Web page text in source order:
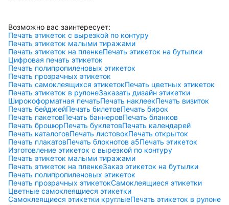
Возможно вас заинтересует:
Печать этикеток с вырезкой по контуру
Печать этикеток малыми тиражами
Печать этикеток на пленкеПечать этикеток на бутылки
Цифровая печать этикеток
Печать полипропиленовых этикеток
Печать прозрачных этикеток
Печать самоклеящихся этикетокПечать цветных этикеток
Печать этикеток в рулонеЗаказать дизайн этикетки
Широкоформатная печатьПечать наклеекПечать визиток
Печать бейджейПечать билетовПечать бирок
Печать пакетовПечать баннеровПечать бланков
Печать брошюрПечать буклетовПечать календарей
Печать каталоговПечать листовокПечать открыток
Печать плакатовПечать блокнотов а5Печать этикеток
Изготовление этикеток с вырезкой по контуру
Печать этикеток малыми тиражами
Печать этикеток на пленкеЗаказ этикеток на бутылки
Печать полипропиленовых этикеток
Печать прозрачных этикетокСамоклеящиеся этикетки
Цветные самоклеящиеся этикетки
Самоклеящиеся этикетки круглыеПечать этикеток в рулоне